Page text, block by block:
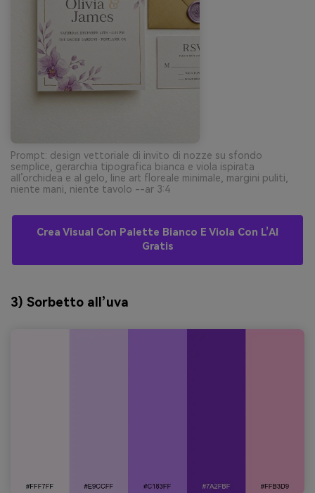
Prompt: design vettoriale di invito di nozze su sfondo
semplice, gerarchia tipografica bianca e viola ispirata
all’orchidea e al gelo, line art floreale minimale, margini puliti,
niente mani, niente tavolo --ar 3:4
Crea Visual Con Palette Bianco E Viola Con L’AI
Gratis
3) Sorbetto all’uva